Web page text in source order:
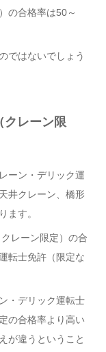
の合格率は50～
ではないでしょう
クレーン限
ーン・デリック運
井クレーン、橋形
ます。
レーン限定）の合
転士免許（限定な
・デリック運転士
の合格率より高い
が違うということ